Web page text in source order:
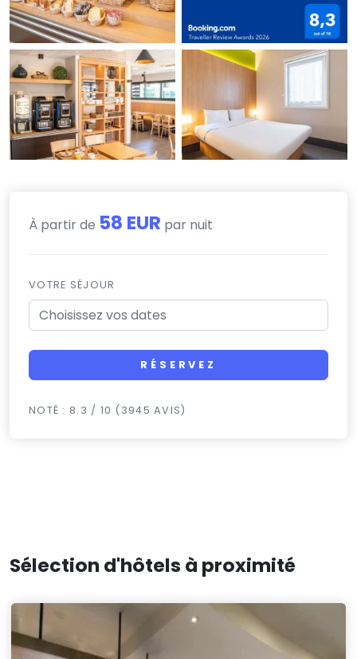
À partir de 58 EUR par nuit
VOTRE SÉJOUR
RÉSERVEZ
NOTÉ : 8.3 / 10 (3945 AVIS)
Sélection d'hôtels à proximité